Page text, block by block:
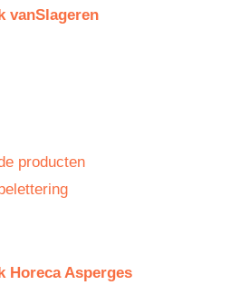
vanSlageren
producten
Horeca Asperges